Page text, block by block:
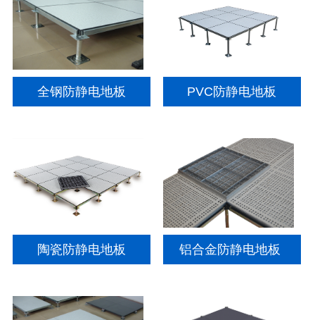
全钢防静电地板 PVC防静电地板
陶瓷防静电地板 铝合金防静电地板